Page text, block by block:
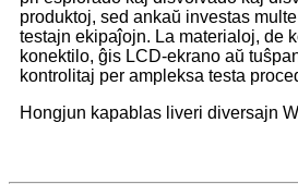
produktoj, sed ankaŭ investas
testajn ekipaĵojn. La materialoj, de
konektilo, ĝis LCD-ekrano aŭ
kontrolitaj per ampleksa testa
Hongjun kapablas liveri diversajn